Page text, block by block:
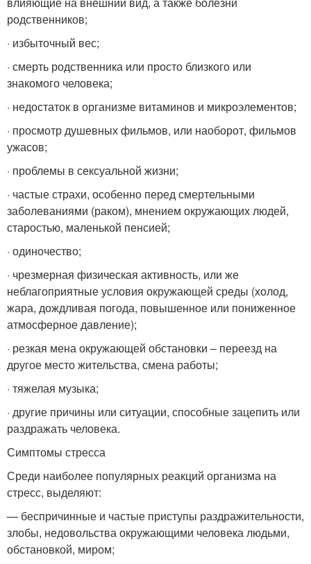
родственников;
· избыточный вес;
· смерть родственника или просто близкого или
знакомого человека;
· недостаток в организме витаминов и микроэлементов;
· просмотр душевных фильмов, или наоборот, фильмов
ужасов;
· проблемы в сексуальной жизни;
· частые страхи, особенно перед смертельными
заболеваниями (раком), мнением окружающих людей,
старостью, маленькой пенсией;
· одиночество;
· чрезмерная физическая активность, или же
неблагоприятные условия окружающей среды (холод,
жара, дождливая погода, повышенное или пониженное
атмосферное давление);
· резкая мена окружающей обстановки – переезд на
другое место жительства, смена работы;
· тяжелая музыка;
· другие причины или ситуации, способные зацепить или
раздражать человека.
Симптомы стресса
Среди наиболее популярных реакций организма на
стресс, выделяют:
— беспричинные и частые приступы раздражительности,
злобы, недовольства окружающими человека людьми,
обстановкой, миром;